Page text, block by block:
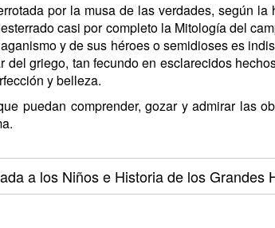
por la musa de las verdades, según
casi por completo la Mitología del
y de sus héroes o semidioses es
griego, tan fecundo en esclarecidos
y belleza.
puedan comprender, gozar y admirar las
a los Niños e Historia de los Grandes